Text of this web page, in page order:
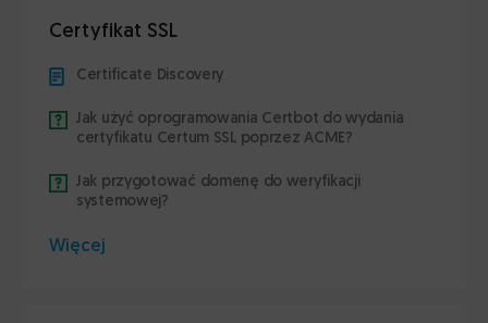
Certyfikat SSL
Certificate Discovery
Jak użyć oprogramowania Certbot do wydania
certyfikatu Certum SSL poprzez ACME?
Jak przygotować domenę do weryfikacji
systemowej?
Więcej